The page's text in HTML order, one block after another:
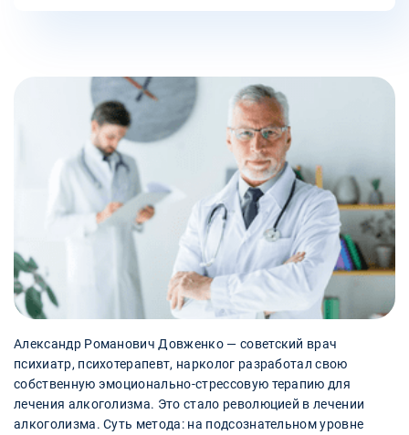
Александр Романович Довженко — советский врач
психиатр, психотерапевт, нарколог разработал свою
собственную эмоционально-стрессовую терапию для
лечения алкоголизма. Это стало революцией в лечении
алкоголизма. Суть метода: на подсознательном уровне